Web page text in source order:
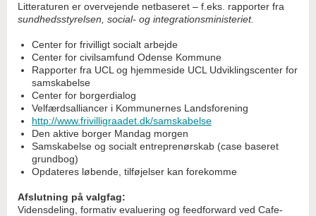
Litteraturen er overvejende netbaseret – f.eks. rapporter fra
sundhedsstyrelsen, social- og integrationsministeriet.
Center for frivilligt socialt arbejde
Center for civilsamfund Odense Kommune
Rapporter fra UCL og hjemmeside UCL Udviklingscenter for
samskabelse
Center for borgerdialog
Velfærdsalliancer i Kommunernes Landsforening
http://www.frivilligraadet.dk/samskabelse
Den aktive borger Mandag morgen
Samskabelse og socialt entreprenørskab (case baseret
grundbog)
Opdateres løbende, tilføjelser kan forekomme
Afslutning på valgfag:
Vidensdeling, formativ evaluering og feedforward ved Cafe-